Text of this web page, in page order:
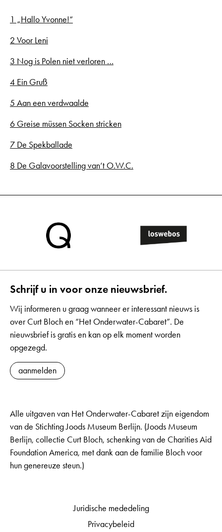
1 „Hallo Yvonne!“
2 Voor Leni
3 Nog is Polen niet verloren …
4 Ein Gruß
5 Aan een verdwaalde
6 Greise müssen Socken stricken
7 De Spekballade
8 De Galavoorstelling van‘t O.W.C.
Schrijf u in voor onze nieuwsbrief.
Wij informeren u graag wanneer er interessant nieuws is
over Curt Bloch en “Het Onderwater-Cabaret”. De
nieuwsbrief is gratis en kan op elk moment worden
opgezegd.
aanmelden
Alle uitgaven van Het Onderwater-Cabaret zijn eigendom
van de Stichting Joods Museum Berlijn. (Joods Museum
Berlijn, collectie Curt Bloch, schenking van de Charities Aid
Foundation America, met dank aan de familie Bloch voor
hun genereuze steun.)
Juridische mededeling
Privacybeleid